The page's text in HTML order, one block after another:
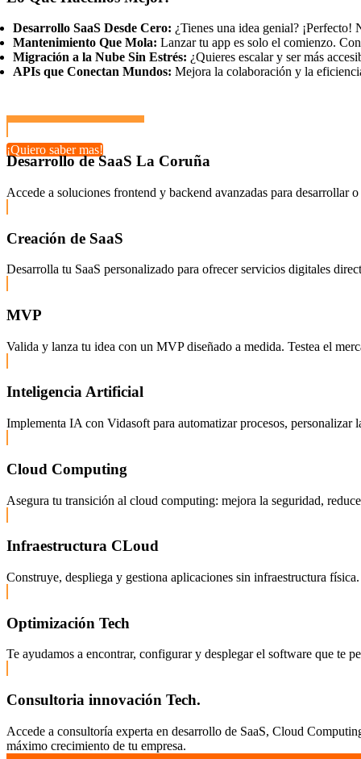
Desarrollo SaaS Desde Cero: ¿Tienes una idea genial?
Mantenimiento Que Mola: Lanzar tu app es solo el comienzo.
Migración a la Nube Sin Estrés: ¿Quieres escalar y ser más
APIs que Conectan Mundos: Mejora la colaboración y la
¡Quiero saber mas!
Desarrollo de SaaS La Coruña
Accede a soluciones frontend y backend avanzadas para desarrollar
Creación de SaaS
Desarrolla tu SaaS personalizado para ofrecer servicios digitales
MVP
Valida y lanza tu idea con un MVP diseñado a medida. Testea el
Inteligencia Artificial
Implementa IA con Vidasoft para automatizar procesos,
Cloud Computing
Asegura tu transición al cloud computing: mejora la seguridad,
Infraestructura CLoud
Construye, despliega y gestiona aplicaciones sin infraestructura
Optimización Tech
Te ayudamos a encontrar, configurar y desplegar el software que te
Consultoria innovación Tech.
Accede a consultoría experta en desarrollo de SaaS, Cloud
máximo crecimiento de tu empresa.